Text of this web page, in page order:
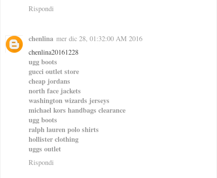
Rispondi
chenlina mer dic 28, 01:32:00 AM 2016
chenlina20161228
ugg boots
gucci outlet store
cheap jordans
north face jackets
washington wizards jerseys
michael kors handbags clearance
ugg boots
ralph lauren polo shirts
hollister clothing
uggs outlet
Rispondi